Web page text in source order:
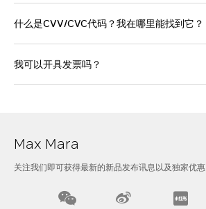
什么是CVV/CVC代码？我在哪里能找到它？
我可以开具发票吗？
Max Mara
关注我们即可获得最新的新品发布讯息以及独家优惠